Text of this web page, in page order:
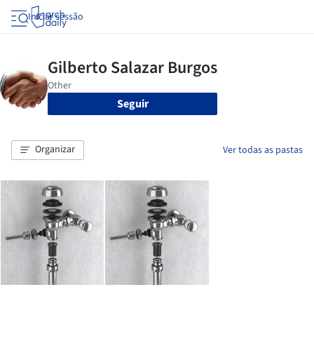
Iniciar sessão
Seguir
Organizar Ver todas as pastas